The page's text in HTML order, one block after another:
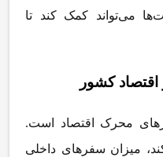
ها میتواند کمک کند تا
اقتصاد کشور
محرک اقتصاد است.
میزان سفرهای داخلی